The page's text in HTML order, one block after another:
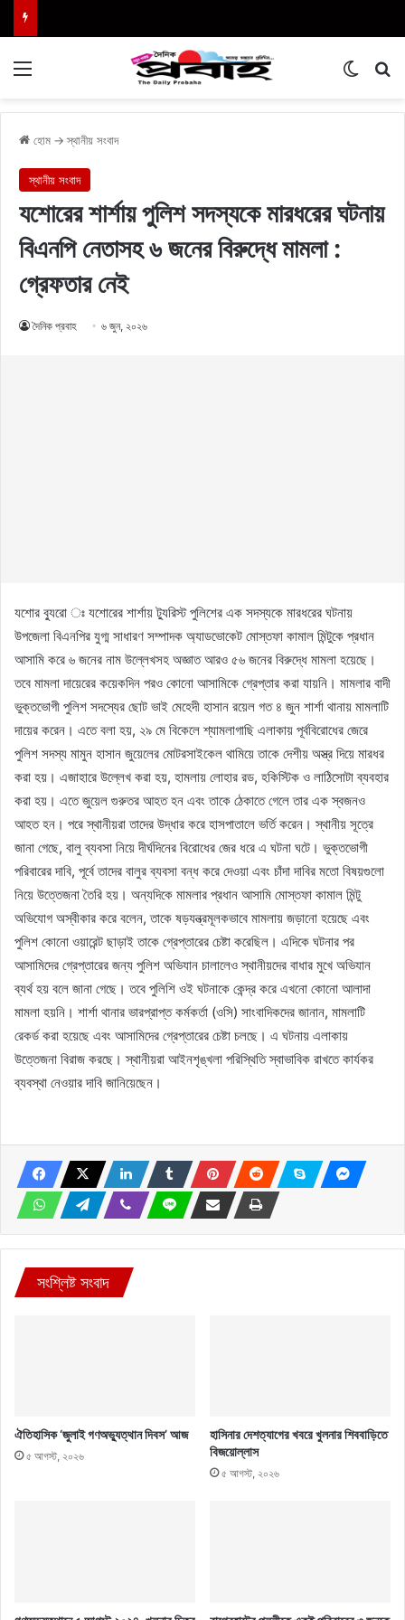
হোম → স্থানীয় সংবাদ
স্থানীয় সংবাদ
যশোরের শার্শায় পুলিশ সদস্যকে মারধরের ঘটনায়
বিএনপি নেতাসহ ৬ জনের বিরুদ্ধে মামলা :
গ্রেফতার নেই
দৈনিক প্রবাহ ৬ জুন, ২০২৬
যশোর ব্যুরো ঃ যশোরের শার্শায় ট্যুরিস্ট পুলিশের এক সদস্যকে মারধরের ঘটনায়
উপজেলা বিএনপির যুগ্ম সাধারণ সম্পাদক অ্যাডভোকেট মোস্তফা কামাল মিন্টুকে প্রধান
আসামি করে ৬ জনের নাম উল্লেখসহ অজ্ঞাত আরও ৫৬ জনের বিরুদ্ধে মামলা হয়েছে।
তবে মামলা দায়েরের কয়েকদিন পরও কোনো আসামিকে গ্রেপ্তার করা যায়নি। মামলার বাদী
ভুক্তভোগী পুলিশ সদস্যের ছোট ভাই মেহেদী হাসান রয়েল গত ৪ জুন শার্শা থানায় মামলাটি
দায়ের করেন। এতে বলা হয়, ২৯ মে বিকেলে শ্যামলাগাছি এলাকায় পূর্ববিরোধের জেরে
পুলিশ সদস্য মামুন হাসান জুয়েলের মোটরসাইকেল থামিয়ে তাকে দেশীয় অস্ত্র দিয়ে মারধর
করা হয়। এজাহারে উল্লেখ করা হয়, হামলায় লোহার রড, হকিস্টিক ও লাঠিসোটা ব্যবহার
করা হয়। এতে জুয়েল গুরুতর আহত হন এবং তাকে ঠেকাতে গেলে তার এক স্বজনও
আহত হন। পরে স্থানীয়রা তাদের উদ্ধার করে হাসপাতালে ভর্তি করেন। স্থানীয় সূত্রে
জানা গেছে, বালু ব্যবসা নিয়ে দীর্ঘদিনের বিরোধের জের ধরে এ ঘটনা ঘটে। ভুক্তভোগী
পরিবারের দাবি, পূর্বে তাদের বালুর ব্যবসা বন্ধ করে দেওয়া এবং চাঁদা দাবির মতো বিষয়গুলো
নিয়ে উত্তেজনা তৈরি হয়। অন্যদিকে মামলার প্রধান আসামি মোস্তফা কামাল মিন্টু
অভিযোগ অস্বীকার করে বলেন, তাকে ষড়যন্ত্রমূলকভাবে মামলায় জড়ানো হয়েছে এবং
পুলিশ কোনো ওয়ারেন্ট ছাড়াই তাকে গ্রেপ্তারের চেষ্টা করেছিল। এদিকে ঘটনার পর
আসামিদের গ্রেপ্তারের জন্য পুলিশ অভিযান চালালেও স্থানীয়দের বাধার মুখে অভিযান
ব্যর্থ হয় বলে জানা গেছে। তবে পুলিশি ওই ঘটনাকে কেন্দ্র করে এখনো কোনো আলাদা
মামলা হয়নি। শার্শা থানার ভারপ্রাপ্ত কর্মকর্তা (ওসি) সাংবাদিকদের জানান, মামলাটি
রেকর্ড করা হয়েছে এবং আসামিদের গ্রেপ্তারের চেষ্টা চলছে। এ ঘটনায় এলাকায়
উত্তেজনা বিরাজ করছে। স্থানীয়রা আইনশৃঙ্খলা পরিস্থিতি স্বাভাবিক রাখতে কার্যকর
ব্যবস্থা নেওয়ার দাবি জানিয়েছেন।
সংশ্লিষ্ট সংবাদ
ঐতিহাসিক ‘জুলাই গণঅভ্যুত্থান দিবস’ আজ
৫ আগস্ট, ২০২৬
হাসিনার দেশত্যাগের খবরে খুলনার শিববাড়িতে
বিজয়োল্লাস
৫ আগস্ট, ২০২৬